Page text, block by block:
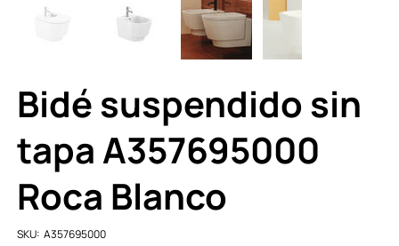
Bidé suspendido sin
tapa A357695000
Roca Blanco
SKU:
SKU
A357695000
A357695000